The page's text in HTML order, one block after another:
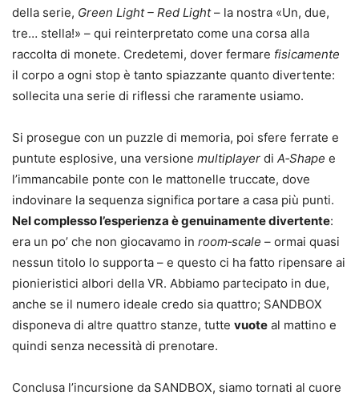
della serie, Green Light – Red Light– la nostra «Un, due,
tre… stella!» – qui reinterpretato come una corsa alla
raccolta di monete. Credetemi, dover fermare fisicamente
il corpo a ogni stop è tanto spiazzante quanto divertente:
sollecita una serie di riflessi che raramente usiamo.
Si prosegue con un puzzle di memoria, poi sfere ferrate e
puntute esplosive, una versione multiplayer di A‑Shape e
l’immancabile ponte con le mattonelle truccate, dove
indovinare la sequenza significa portare a casa più punti.
Nel complesso l’esperienza è genuinamente divertente:
era un po’ che non giocavamo in room‑scale – ormai quasi
nessun titolo lo supporta – e questo ci ha fatto ripensare ai
pionieristici albori della VR. Abbiamo partecipato in due,
anche se il numero ideale credo sia quattro; SANDBOX
disponeva di altre quattro stanze, tutte vuote al mattino e
quindi senza necessità di prenotare.
Conclusa l’incursione da SANDBOX, siamo tornati al cuore